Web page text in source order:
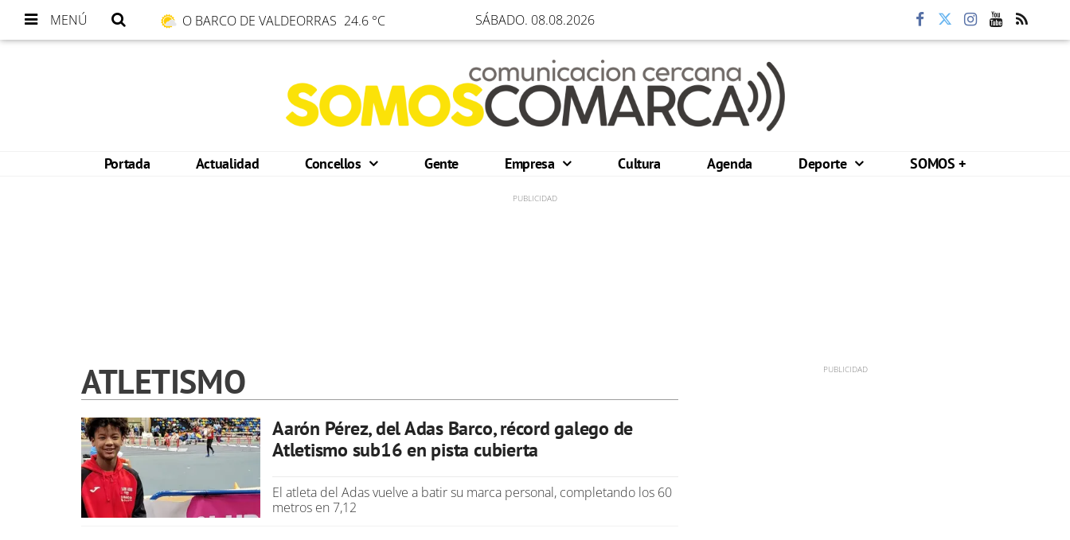
MENÚ O BARCO DE VALDEORRAS 24.6 °C SÁBADO. 08.08.2026
Portada Actualidad Concellos Gente Empresa Cultura Agenda Deporte SOMOS +
ATLETISMO
Aarón Pérez, del Adas Barco, récord galego de
Atletismo sub16 en pista cubierta
El atleta del Adas vuelve a batir su marca personal, completando los 60
metros en 7,12